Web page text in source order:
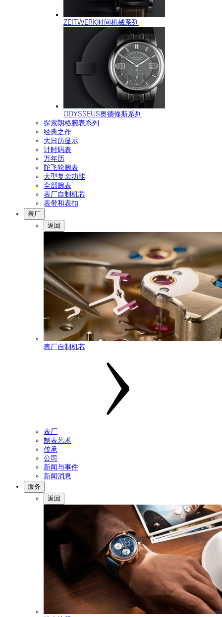
ZEITWERK时间机械系列
ODYSSEUS奥德修斯系列
探索朗格腕表系列
经典之作
大日历显示
计时码表
万年历
陀飞轮腕表
大型复杂功能
全部腕表
表厂自制机芯
表带和表扣
表厂
返回
表厂自制机芯
表厂
制表艺术
传承
公司
新闻与事件
新闻消息
服务
返回